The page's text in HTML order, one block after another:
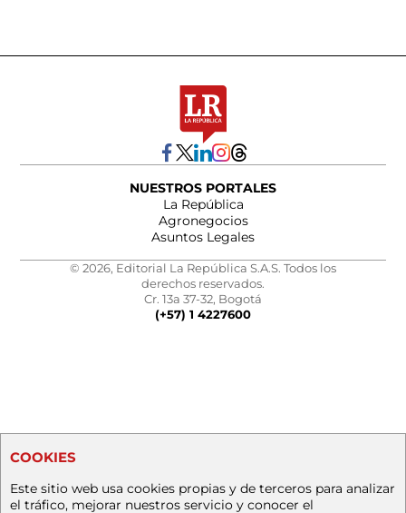
NUESTROS PORTALES
La República
Agronegocios
Asuntos Legales
© 2026, Editorial La República S.A.S. Todos los
derechos reservados.
Cr. 13a 37-32, Bogotá
(+57) 1 4227600
COOKIES
Este sitio web usa cookies propias y de terceros para analizar
el tráfico, mejorar nuestros servicio y conocer el